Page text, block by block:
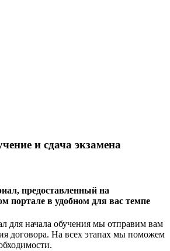
и сдача экзамена
предоставленный на
портале в удобном для вас темпе
для начала обучения мы отправим вам
договора. На всех этапах мы поможем